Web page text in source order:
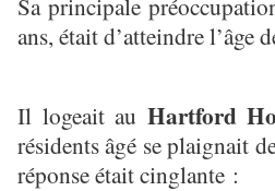
ans, était d’atteindre l’âge
Il logeait au Hartford
résidents âgé se plaignait
réponse était cinglante :